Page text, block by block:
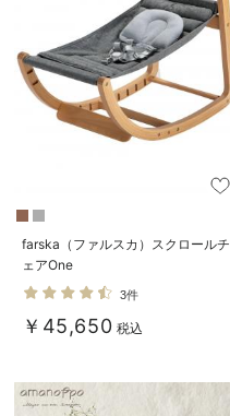
farska（ファルスカ）スクロールチ
ェアOne
3件
￥45,650 税込